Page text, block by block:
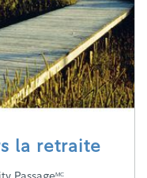
la retraite
MC